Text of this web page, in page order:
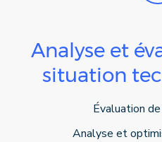
Analyse et
situation
Évaluation
Analyse et